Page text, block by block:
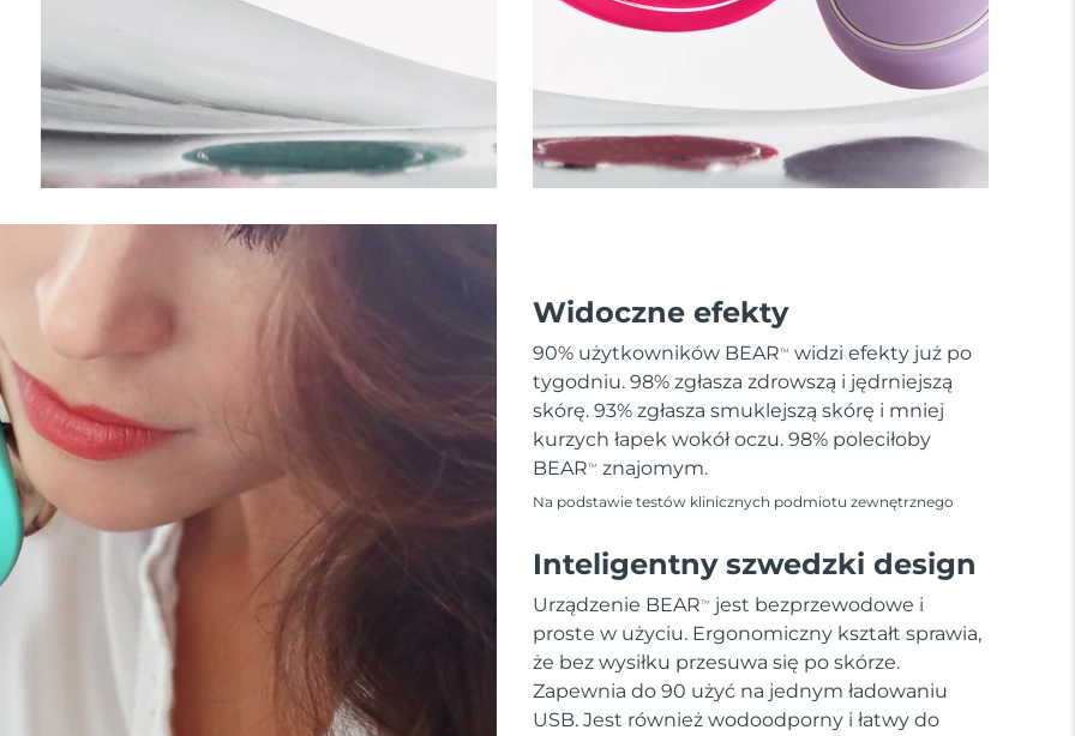
Widoczne efekty
90% użytkowników BEARTM
widzi efekty już po
tygodniu. 98% zgłasza zdrowszą i jędrniejszą
skórę. 93% zgłasza smuklejszą skórę i mniej
kurzych łapek wokół oczu. 98% poleciłoby
BEARTM znajomym.
Na podstawie testów klinicznych podmiotu zewnętrznego
Inteligentny szwedzki design
Urządzenie BEARTM
jest bezprzewodowe i
proste w użyciu. Ergonomiczny kształt sprawia,
że bez wysiłku przesuwa się po skórze.
Zapewnia do 90 użyć na jednym ładowaniu
USB. Jest również wodoodporny i łatwy do